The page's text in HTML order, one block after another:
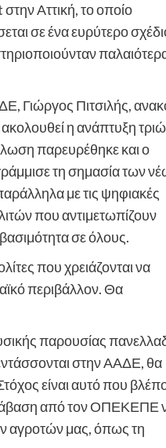
Αττική, το οποίο
σε ένα ευρύτερο
Γιώργος Πιτσιλής,
η ανάπτυξη
παρευρέθηκε και ο
τη σημασία των
με τις ψηφιακές
που αντιμετωπίζουν
σε όλους.
που χρειάζονται να
περιβάλλον. Θα
παρουσίας
στην ΑΑΔΕ, θα
είναι αυτό που
από τον ΟΠΕΚΕΠΕ
αγροτών μας, όπως τη